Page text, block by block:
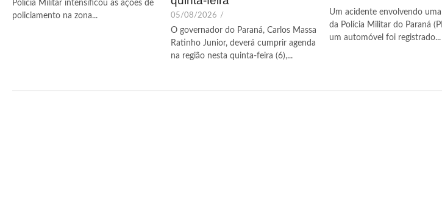
Polícia Militar intensificou as ações de
policiamento na zona...
05/08/2026 /
O governador do Paraná, Carlos Massa
Ratinho Junior, deverá cumprir agenda
na região nesta quinta-feira (6),...
Um acidente envolvendo
da Polícia Militar do Paraná
um automóvel foi registrado...